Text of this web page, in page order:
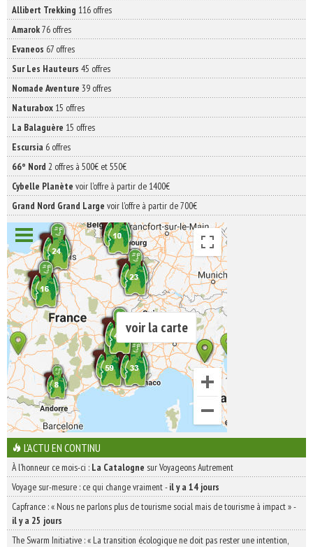
Allibert Trekking 116 offres
Amarok76 offres
Evaneos 67 offres
Sur Les Hauteurs 45 offres
Nomade Aventure 39 offres
Naturabox 15 offres
La Balaguère 15 offres
Escursia 6 offres
66° Nord 2 offres à 500€ et 550€
Cybelle Planète voir l'offre à partir de 1400€
Grand Nord Grand Large voir l'offre à partir de 700€
voir la carte
L'ACTU EN CONTINU
À l'honneur ce mois-ci : La Catalogne sur Voyageons Autrement
Voyage sur-mesure : ce qui change vraiment-il y a 14 jours
Capfrance : « Nous ne parlons plus de tourisme social mais de tourisme à impact »-
il y a 25 jours
The Swarm Initiative : « La transition écologique ne doit pas rester une intention,